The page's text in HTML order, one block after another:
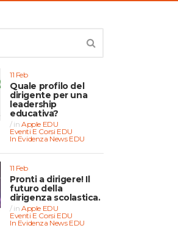
11 Feb
Quale profilo del
dirigente per una
leadership
educativa?
inApple EDU
Eventi E Corsi EDU
In Evidenza News EDU
11 Feb
Pronti a dirigere! Il
futuro della
dirigenza scolastica.
inApple EDU
Eventi E Corsi EDU
In Evidenza News EDU